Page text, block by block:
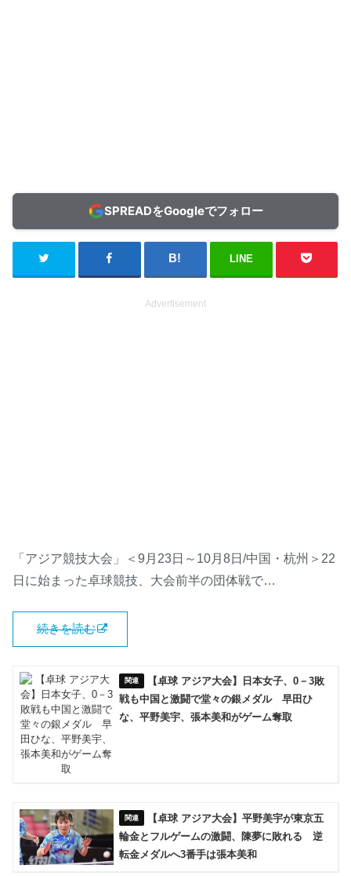
SPREADをGoogleでフォロー
LINE
Advertisement
「アジア競技大会」＜9月23日～10月8日/中国・杭州＞22
日に始まった卓球競技、大会前半の団体戦で…
続きを読む
【卓球 アジア大会】日本女子、0－3敗
戦も中国と激闘で堂々の銀メダル 早田ひ
な、平野美宇、張本美和がゲーム奪取
【卓球 アジア大会】平野美宇が東京五
輪金とフルゲームの激闘、陳夢に敗れる 逆
転金メダルへ3番手は張本美和